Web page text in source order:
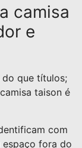
camisa
e
do que títulos;
taison é
com
espaço fora do